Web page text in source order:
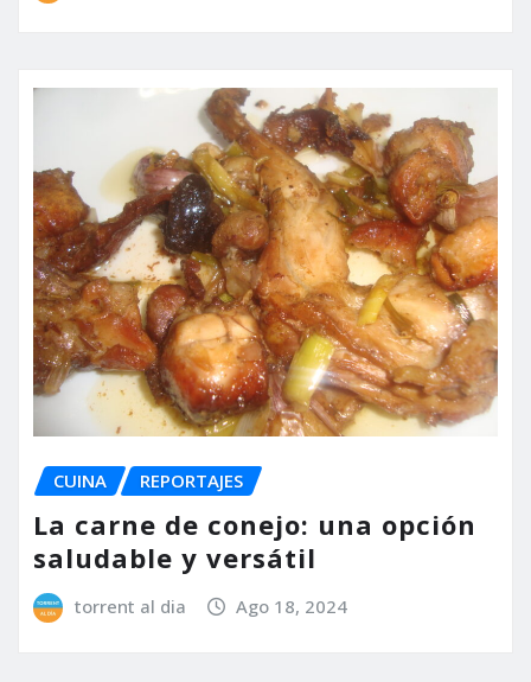
CUINA REPORTAJES
La carne de conejo: una opción
saludable y versátil
torrent al dia Ago 18, 2024